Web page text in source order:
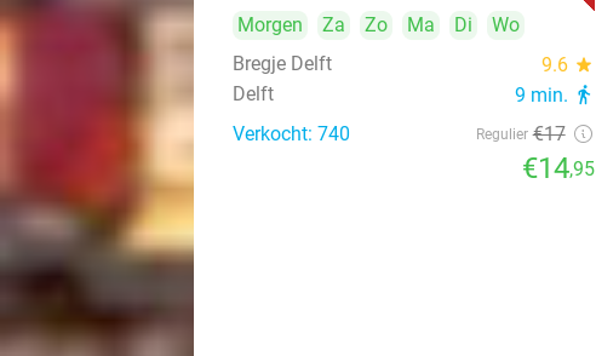
Morgen Za Zo Ma Di
Wo
Bregje Delft
9.6 star
Delft 9 min. directions_walk
Verkocht: 740 Regulier €17
€14,95